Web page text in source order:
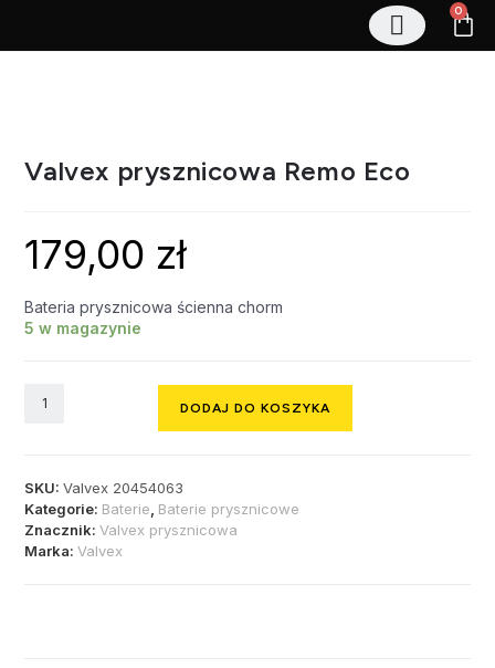
0
Valvex prysznicowa Remo Eco
179,00 zł
Bateria prysznicowa ścienna chorm
5 w magazynie
DODAJ DO KOSZYKA
SKU:Valvex 20454063
Kategorie: Baterie, Baterie prysznicowe
Znacznik:Valvex prysznicowa
Marka:Valvex